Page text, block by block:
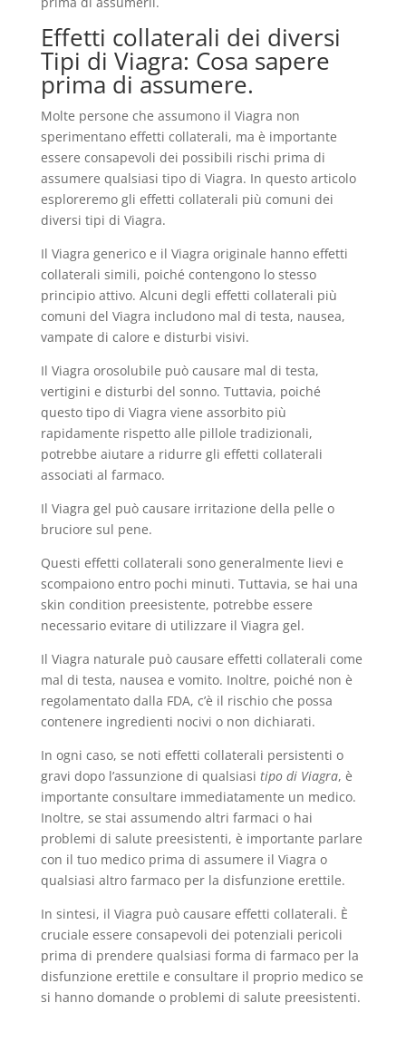
Effetti collaterali dei diversi
Tipi di Viagra: Cosa sapere
prima di assumere.
Molte persone che assumono il Viagra non
sperimentano effetti collaterali, ma è importante
essere consapevoli dei possibili rischi prima di
assumere qualsiasi tipo di Viagra. In questo articolo
esploreremo gli effetti collaterali più comuni dei
diversi tipi di Viagra.
Il Viagra generico e il Viagra originale hanno effetti
collaterali simili, poiché contengono lo stesso
principio attivo. Alcuni degli effetti collaterali più
comuni del Viagra includono mal di testa, nausea,
vampate di calore e disturbi visivi.
Il Viagra orosolubile può causare mal di testa,
vertigini e disturbi del sonno. Tuttavia, poiché
questo tipo di Viagra viene assorbito più
rapidamente rispetto alle pillole tradizionali,
potrebbe aiutare a ridurre gli effetti collaterali
associati al farmaco.
Il Viagra gel può causare irritazione della pelle o
bruciore sul pene.
Questi effetti collaterali sono generalmente lievi e
scompaiono entro pochi minuti. Tuttavia, se hai una
skin condition preesistente, potrebbe essere
necessario evitare di utilizzare il Viagra gel.
Il Viagra naturale può causare effetti collaterali come
mal di testa, nausea e vomito. Inoltre, poiché non è
regolamentato dalla FDA, c’è il rischio che possa
contenere ingredienti nocivi o non dichiarati.
In ogni caso, se noti effetti collaterali persistenti o
gravi dopo l’assunzione di qualsiasi tipo di Viagra, è
importante consultare immediatamente un medico.
Inoltre, se stai assumendo altri farmaci o hai
problemi di salute preesistenti, è importante parlare
con il tuo medico prima di assumere il Viagra o
qualsiasi altro farmaco per la disfunzione erettile.
In sintesi, il Viagra può causare effetti collaterali. È
cruciale essere consapevoli dei potenziali pericoli
prima di prendere qualsiasi forma di farmaco per la
disfunzione erettile e consultare il proprio medico se
si hanno domande o problemi di salute preesistenti.